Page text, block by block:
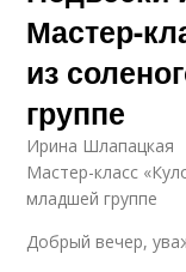
Мастер-
из
группе
Ирина Шлапацкая
Мастер-класс
младшей группе
Добрый вечер,